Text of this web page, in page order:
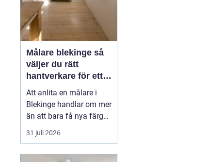
Målare blekinge så
väljer du rätt
hantverkare för ett
hållbart resultat
Att anlita en målare i
Blekinge handlar om mer
än att bara få nya färger
på väggarna. En skicklig
målare kan förvandla ett
31 juli 2026